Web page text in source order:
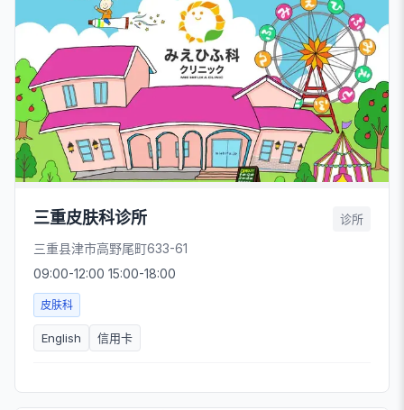
三重皮肤科诊所 诊所
三重县津市高野尾町633-61
09:00-12:00 15:00-18:00
皮肤科
English 信用卡